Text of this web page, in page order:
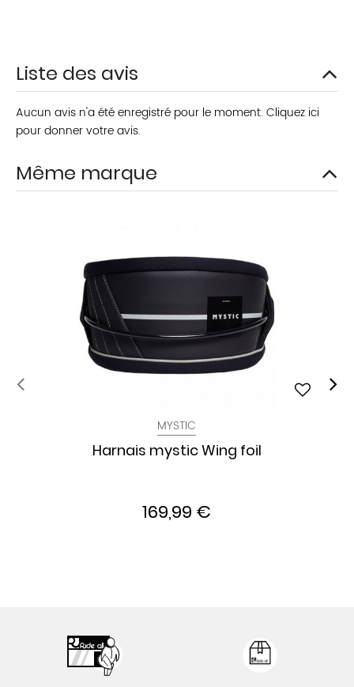
Liste des avis
Aucun avis n'a été enregistré pour le moment. Cliquez ici
pour donner votre avis.
Même marque
MYSTIC
Harnais mystic Wing foil
169,99 €